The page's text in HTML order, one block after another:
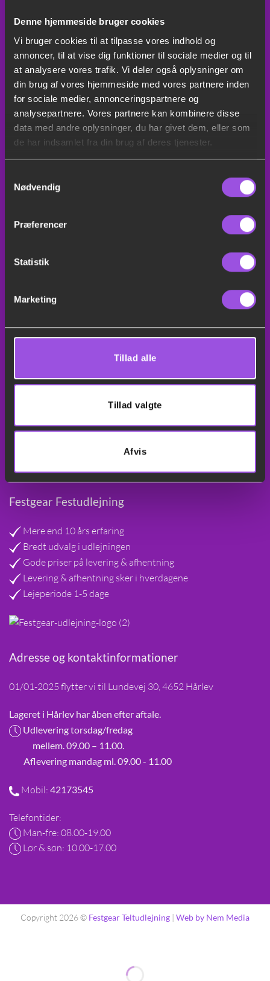
Denne hjemmeside bruger cookies
Vi bruger cookies til at tilpasse vores indhold og
annoncer, til at vise dig funktioner til sociale medier og til
at analysere vores trafik. Vi deler også oplysninger om
din brug af vores hjemmeside med vores partnere inden
for sociale medier, annonceringspartnere og
analysepartnere. Vores partnere kan kombinere disse
data med andre oplysninger, du har givet dem, eller som
de har indsamlet fra din brug af deres tjenester.
Nødvendig
Præferencer
Statistik
Marketing
Tillad alle
Tillad valgte
Afvis
Festgear Festudlejning
Mere end 10 års erfaring
Bredt udvalg i udlejningen
Gode priser på levering & afhentning
Levering & afhentning sker i hverdagene
Lejeperiode 1-5 dage
Adresse og kontaktinformationer
01/01-2025 flytter vi til Lundevej 30, 4652 Hårlev
Lageret i Hårlev har åben efter aftale.
Udlevering torsdag/fredag
mellem. 09.00 – 11.00.
Aflevering mandag ml. 09.00 - 11.00
Mobil: 42173545
Telefontider:
Man-fre: 08.00-19.00
Lør & søn: 10.00-17.00
Bryllupstelt
Leje af duge
Leje af køleskab
Leje af borde og stole
Leje af hoppeborge
Leje af slush ice maskine
Sitemap
Festudlejning Nordsjælland
leje af borde og stole københavn
Balloner
Teltudlejning Nordsjælland
Party Teltudlejning
Copyright 2026 © Festgear Teltudlejning | Web by Nem Media